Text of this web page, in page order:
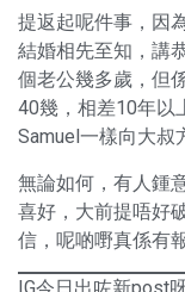
提返起呢件事，因
結婚相先至知，講
個老公幾多歲，但
40幾，相差10年以
Samuel一樣向大叔
無論如何，有人鍾
喜好，大前提唔好
信，呢啲嘢真係有